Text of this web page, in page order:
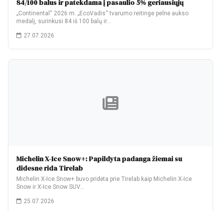
84/100 balus ir patekdama į pasaulio 5% geriausiųjų
„Continental“ 2026 m. „EcoVadis“ tvarumo reitinge pelnė aukso
medalį, surinkusi 84 iš 100 balų ir…
27.07.2026
Michelin X-Ice Snow+: Papildyta padanga žiemai su
didesne rida Tirelab
Michelin X-Ice Snow+ buvo pridėta prie Tirelab kaip Michelin X-Ice
Snow ir X-Ice Snow SUV…
25.07.2026